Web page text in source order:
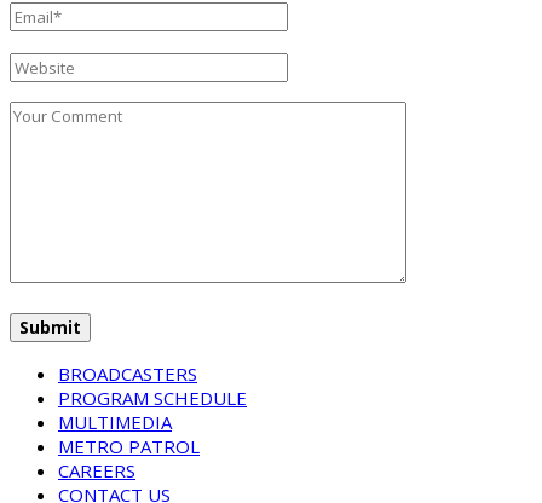
BROADCASTERS
PROGRAM SCHEDULE
MULTIMEDIA
METRO PATROL
CAREERS
CONTACT US